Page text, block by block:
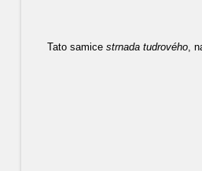
Tato samice strnada tudrového,